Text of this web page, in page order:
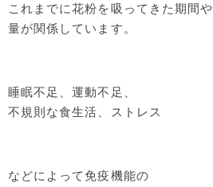
これまでに花粉を吸ってきた期間や
量が関係しています。
睡眠不足、運動不足、
不規則な食生活、ストレス
などによって免疫機能の